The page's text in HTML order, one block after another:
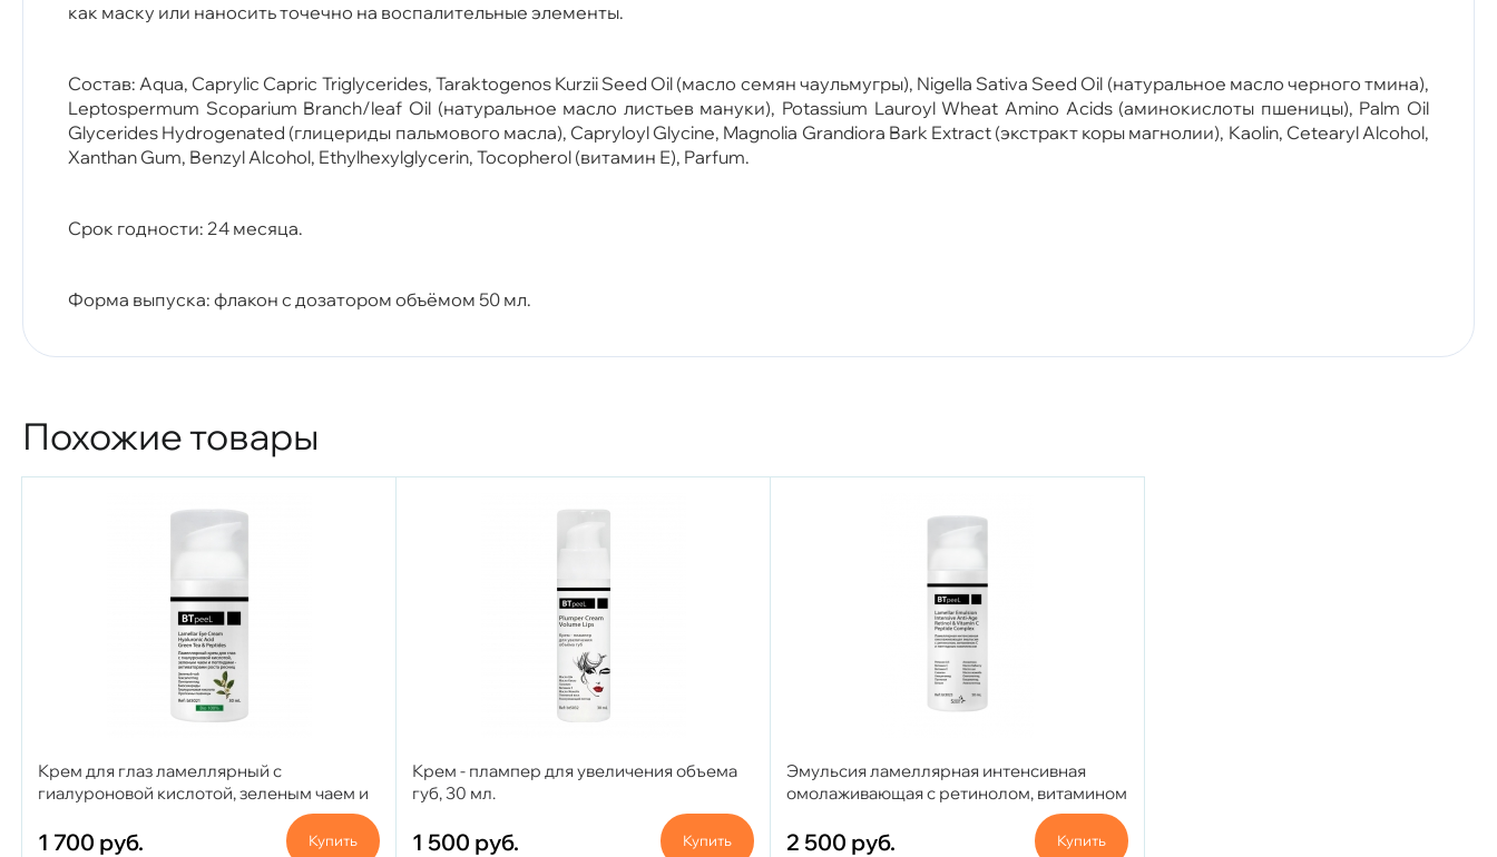
как маску или наносить точечно на воспалительные элементы.
Состав: Aqua, Caprylic Capric Triglycerides, Taraktogenos Kurzii Seed Oil (масло семян чаульмугры), Nigella Sativa Seed Oil (натуральное масло черного тмина),
Leptospermum Scoparium Branch/leaf Oil (натуральное масло листьев мануки), Potassium Lauroyl Wheat Amino Acids (аминокислоты пшеницы), Palm Oil
Glycerides Hydrogenated (глицериды пальмового масла), Capryloyl Glycine, Magnolia Grandiora Bark Extract (экстракт коры магнолии), Kaolin, Cetearyl Alcohol,
Xanthan Gum, Benzyl Alcohol, Ethylhexylglycerin, Tocopherol (витамин Е), Parfum.
Срок годности: 24 месяца.
Форма выпуска: флакон с дозатором объёмом 50 мл.
Похожие товары
Крем для глаз ламеллярный с
гиалуроновой кислотой, зеленым чаем и
пептидами - активаторами роста ресниц,
30 мл.
1 700 руб. Купить
Крем - плампер для увеличения объема
губ, 30 мл.
1 500 руб. Купить
Эмульсия ламеллярная интенсивная
омолаживающая с ретинолом, витамином
С и пептидным комплексом, 50 мл.
2 500 руб. Купить